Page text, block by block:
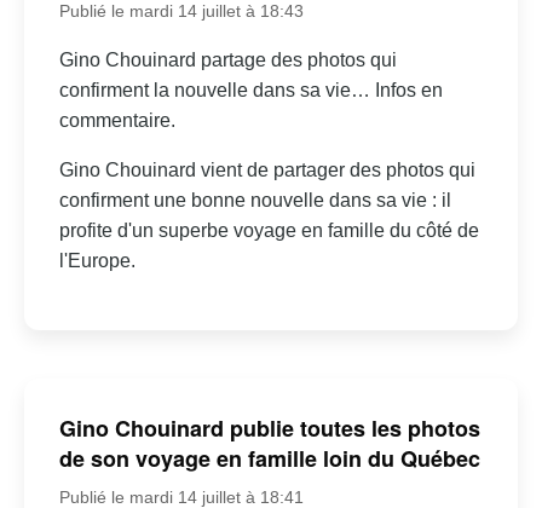
Publié le mardi 14 juillet à 18:43
Gino Chouinard partage des photos qui
confirment la nouvelle dans sa vie… Infos en
commentaire.
Gino Chouinard vient de partager des photos qui
confirment une bonne nouvelle dans sa vie : il
profite d'un superbe voyage en famille du côté de
l'Europe.
Gino Chouinard publie toutes les photos
de son voyage en famille loin du Québec
Publié le mardi 14 juillet à 18:41